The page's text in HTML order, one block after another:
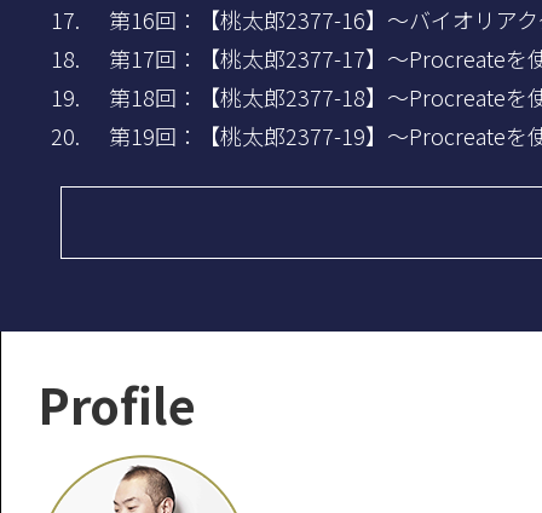
第16回：【桃太郎2377-16】～バイオリア
第17回：【桃太郎2377-17】～Procreateを
第18回：【桃太郎2377-18】～Procreateを
第19回：【桃太郎2377-19】～Procreateを
Profile